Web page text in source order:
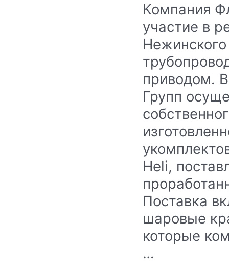
Компания
участие в
Нежинского
приводом.
Групп
Heli,
Поставка
шаровые
которые
…